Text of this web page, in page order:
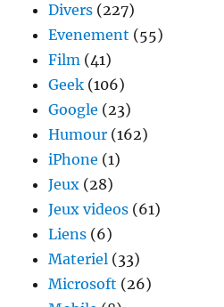
Divers (227)
Evenement (55)
Film (41)
Geek (106)
Google (23)
Humour (162)
iPhone (1)
Jeux (28)
Jeux videos (61)
Liens (6)
Materiel (33)
Microsoft (26)